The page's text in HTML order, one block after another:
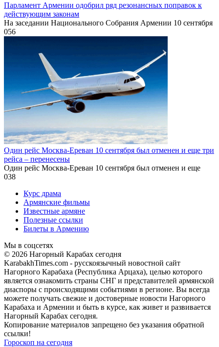
Парламент Армении одобрил ряд резонансных поправок к
действующим законам
На заседании Национального Собрания Армении 10 сентября
056
Один рейс Москва-Ереван 10 сентября был отменен и еще три
рейса – перенесены
Один рейс Москва-Ереван 10 сентября был отменен и еще
038
Курс драма
Армянские фильмы
Известные армяне
Полезные ссылки
Билеты в Армению
Мы в соцсетях
© 2026 Нагорный Карабах сегодня
KarabakhTimes.com - русскоязычный новостной сайт
Нагорного Карабаха (Республика Арцаха), целью которого
является ознакомить страны СНГ и представителей армянской
диаспоры с происходящими событиями в регионе. Вы всегда
можете получать свежие и достоверные новости Нагорного
Карабаха и Армении и быть в курсе, как живет и развивается
Нагорный Карабах сегодня.
Копирование материалов запрещено без указания обратной
ссылки!
Гороскоп на сегодня